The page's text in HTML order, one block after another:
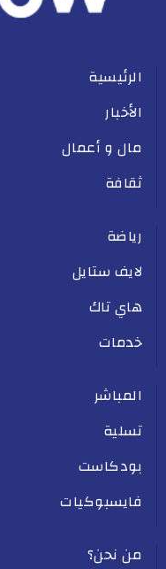
الرئيسية
الأخبار
مال و أعمال
ثقافة
رياضة
لايف ستايل
هاي تاك
خدمات
المباشر
تسلية
بودكاست
فايسبوكيات
من نحن؟